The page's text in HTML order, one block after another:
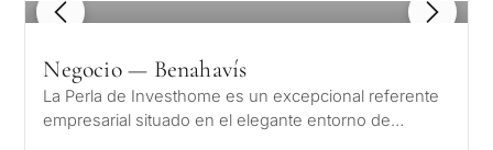
1 / 8
Negocio — Benahavís
La Perla de Investhome es un excepcional referente
empresarial situado en el elegante entorno de